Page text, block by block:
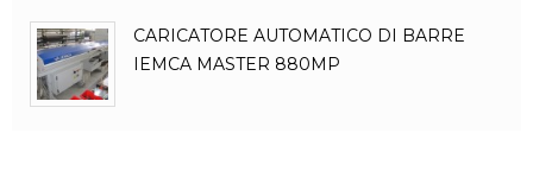
CARICATORE AUTOMATICO DI BARRE
IEMCA MASTER 880MP